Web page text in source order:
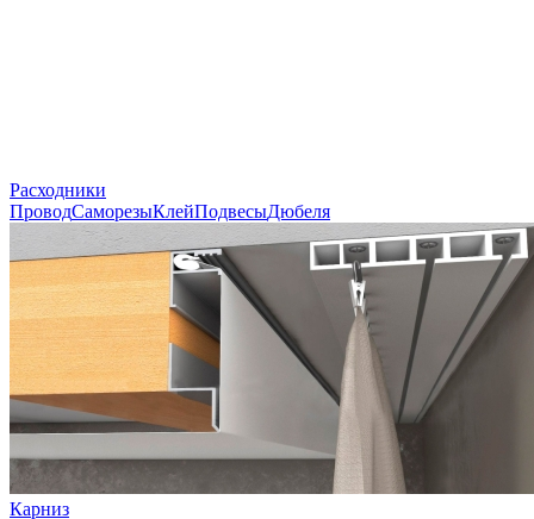
Расходники
ПроводСаморезыКлейПодвесыДюбеля
Карниз